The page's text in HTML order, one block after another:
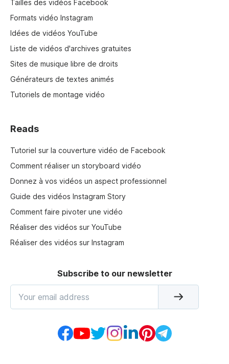
Tailles des vidéos Facebook
Formats vidéo Instagram
Idées de vidéos YouTube
Liste de vidéos d'archives gratuites
Sites de musique libre de droits
Générateurs de textes animés
Tutoriels de montage vidéo
Reads
Tutoriel sur la couverture vidéo de Facebook
Comment réaliser un storyboard vidéo
Donnez à vos vidéos un aspect professionnel
Guide des vidéos Instagram Story
Comment faire pivoter une vidéo
Réaliser des vidéos sur YouTube
Réaliser des vidéos sur Instagram
Subscribe to our newsletter